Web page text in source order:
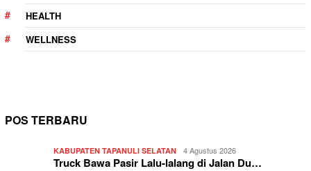
HEALTH
WELLNESS
POS TERBARU
KABUPATEN TAPANULI SELATAN 4 Agustus 2026
Truck Bawa Pasir Lalu-lalang di Jalan Du…